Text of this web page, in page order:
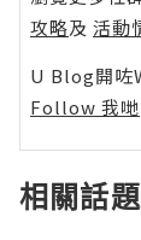
攻略及 活動
U Blog開咗
Follow 我哋
相關話題